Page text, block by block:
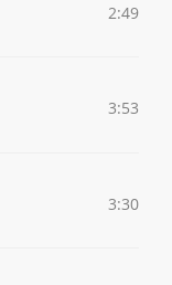
2:49
3:53
3:30